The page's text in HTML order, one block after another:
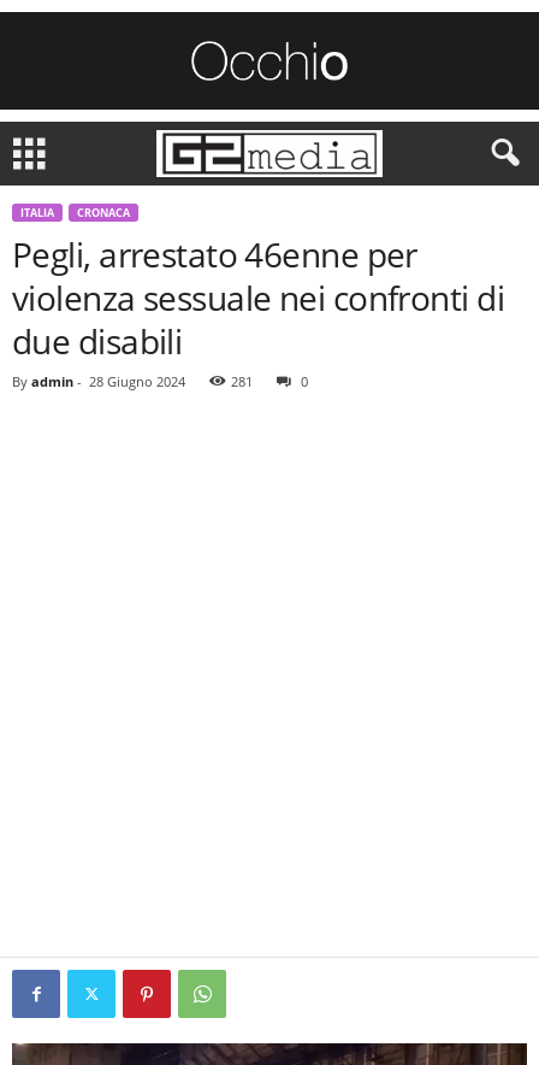
ITALIA CRONACA
Pegli, arrestato 46enne per
violenza sessuale nei confronti di
due disabili
By admin - 28 Giugno 2024 281 0